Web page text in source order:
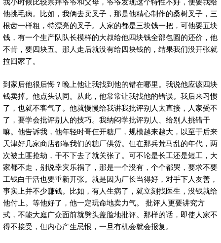
他挑毛病。比如，我俩去卖叉子，那是他精心制作的桑树叉子，三
根齿一样粗，特漂亮的叉子。人家的都是三块钱一把，可他要五块
钱，有一个生产队队长模样的大叔给他四块钱全部包圆的还价，他
不肯，要四块五。那人走后就没有给四块钱的，结果我们没开张就
拉回家了。
到家后他很后悔？晚上他让我找到他的错在哪里。我说他应该四块
钱卖掉。他点头认同。从此，他常常让我找他的错误。我后来习惯
了，也就不客气了。他就慢慢给我讲我批评别人太直接，人家受不
了，要学会批评别人的技巧。我纳闷学批评别人、给别人挑错干
嘛。他告诉我，他年轻时哥仨开糖厂，规模越来越大，以至于后来
天津好几家商店都靠我们的糖厂供货。但在那兵荒马乱的年代，两
次被土匪抢劫，干不下去了就关张了。可不论是长工还是短工，大
家都不走，别说幸灾乐祸了，那是一个没有，个个都哭，要求不要
工钱白干活也要重新开张。就是因为厂长当得好，对手下人友善，
事实上并不少赚钱。比如，有人生病了，就立刻找医生，没钱就给
他付上。等他好了，他一定玩命地卖力气。 批评人更要讲究方
式，不能大庭广众面前就劈头盖脸地批评。那样的话，即使人家不
得不接受，但内心产生忌恨，一旦有机会就会报复。